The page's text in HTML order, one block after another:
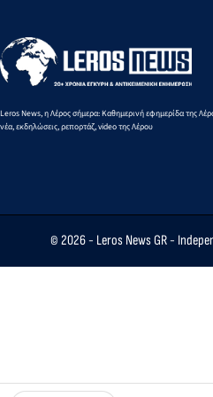
Leros News, η Λέρος σήμερα: Καθημερινή εφημερίδα της
νέα, εκδηλώσεις, ρεπορτάζ, video της Λέρου
© 2026 - Leros News GR-